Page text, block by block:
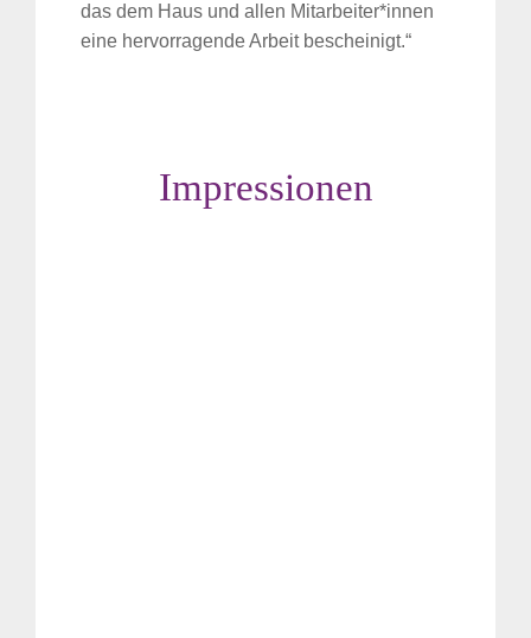
das dem Haus und allen Mitarbeiter*innen
eine hervorragende Arbeit bescheinigt.“
Impressionen